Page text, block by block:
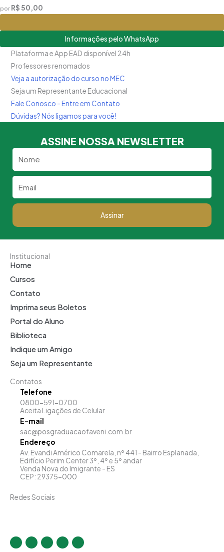
por R$ 50,00
Informações pelo WhatsApp
Plataforma e App EAD disponível 24h
Professores renomados
Veja a autorização do curso no MEC
Seja um Representante Educacional
Fale Conosco - Entre em Contato
Dúvidas? Nós ligamos para você!
ASSINE NOSSA NEWSLETTER
Assinar
Institucional
Home
Cursos
Contato
Imprima seus Boletos
Portal do Aluno
Biblioteca
Indique um Amigo
Seja um Representante
Contatos
Telefone
0800-591-0700
Aceita Ligações de Celular
E-mail
sac@posgraduacaofaveni.com.br
Endereço
Av. Evandi Américo Comarela, nº 441 - Bairro Esplanada,
Edifício Perim Center 3º, 4º e 5º andar
Venda Nova do Imigrante - ES
CEP: 29375-000
Redes Sociais
I
F
T
w
Y
L